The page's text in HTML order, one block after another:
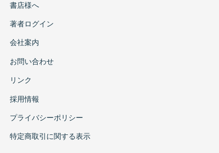
書店様へ
著者ログイン
会社案内
お問い合わせ
リンク
採用情報
プライバシーポリシー
特定商取引に関する表示